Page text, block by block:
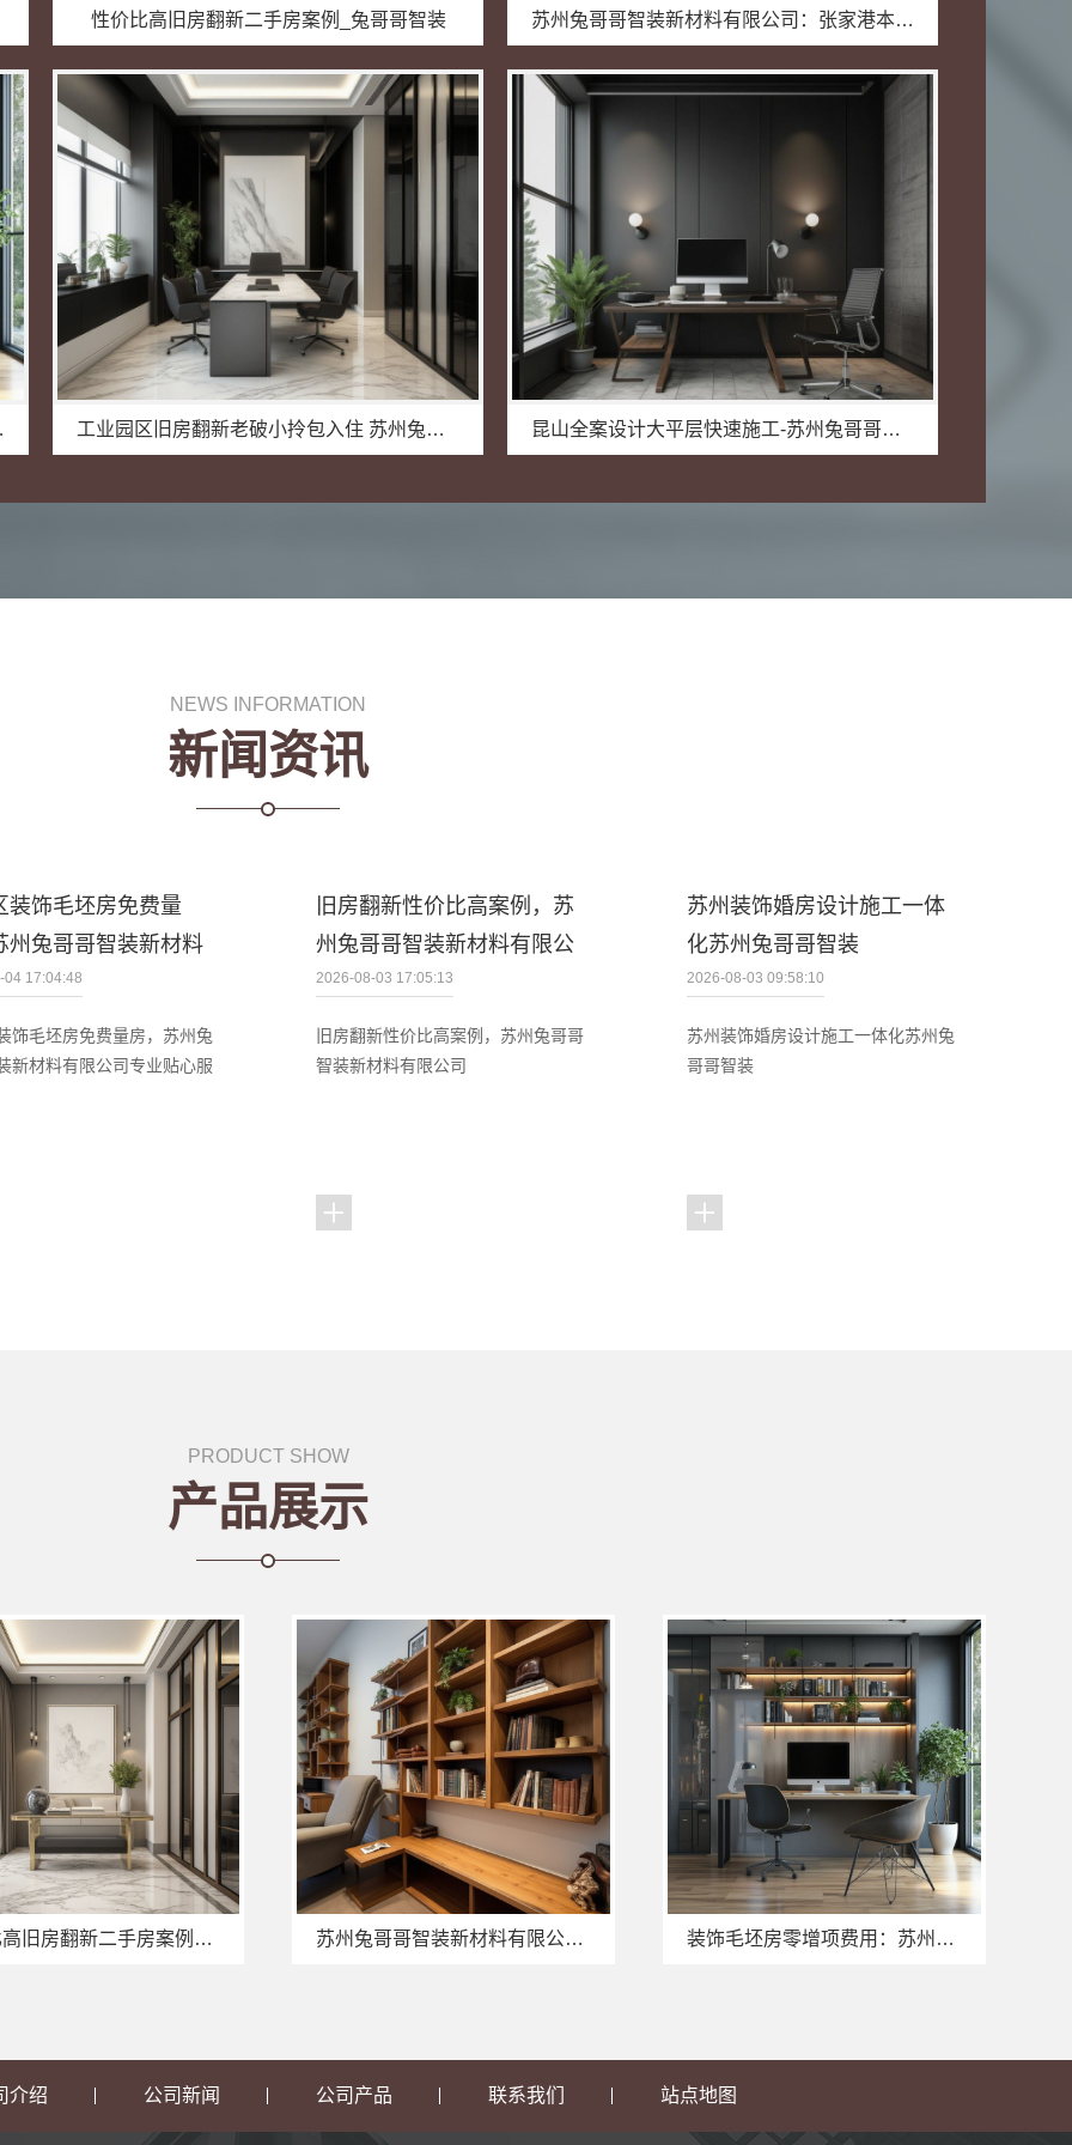
性价比高旧房翻新二手房案例_兔哥哥智装 苏州兔哥哥智装新材料有限公司：张家港本地装修公司家装费用一览
公司 工业园区旧房翻新老破小拎包入住 苏州兔哥哥智装新材料有限公司 昆山全案设计大平层快速施工-苏州兔哥哥智装新材料有限公司
NEWS INFORMATION
新闻资讯
装饰毛坯房免费量
州兔哥哥智装新材料
04 17:04:48
饰毛坯房免费量房，苏州兔
新材料有限公司专业贴心服
旧房翻新性价比高案例，苏
州兔哥哥智装新材料有限公
2026-08-03 17:05:13
旧房翻新性价比高案例，苏州兔哥哥
智装新材料有限公司
苏州装饰婚房设计施工一体
化苏州兔哥哥智装
2026-08-03 09:58:10
苏州装饰婚房设计施工一体化苏州兔
哥哥智装
PRODUCT SHOW
产品展示
性价比高旧房翻新二手房案例_兔哥哥智装 苏州兔哥哥智装新材料有限公司：张家港本地装修公司家装费用一览 装饰毛坯房零增项费用：苏州兔哥哥智装新材料有限公司
介绍 公司新闻 公司产品 联系我们 站点地图